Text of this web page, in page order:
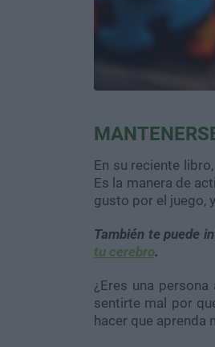
En su reciente
Es la manera de
gusto por el juego,
También te puede
tu cerebro.
¿Eres una
sentirte mal por
hacer que aprenda